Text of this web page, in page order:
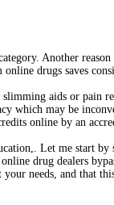
Another
drugs saves
aids or pain
which may be
online by an
Let me start
drug dealers
needs, and that